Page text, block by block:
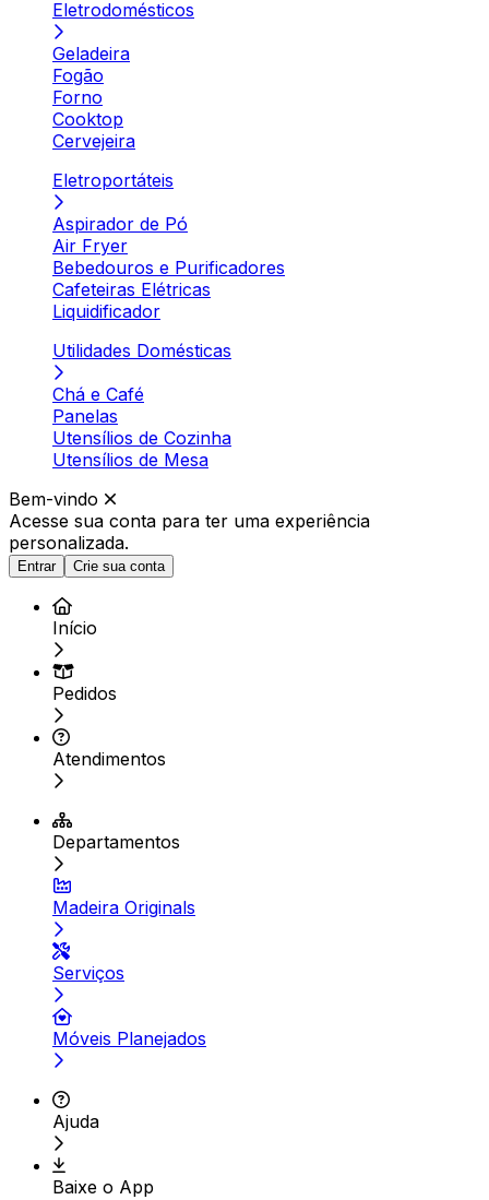
Eletrodomésticos
Geladeira
Fogão
Forno
Cooktop
Cervejeira
Eletroportáteis
Aspirador de Pó
Air Fryer
Bebedouros e Purificadores
Cafeteiras Elétricas
Liquidificador
Utilidades Domésticas
Chá e Café
Panelas
Utensílios de Cozinha
Utensílios de Mesa
Bem-vindo
Acesse sua conta para ter uma experiência
personalizada.
Entrar Crie sua conta
Início
Pedidos
Atendimentos
Departamentos
Madeira Originals
Serviços
Móveis Planejados
Ajuda
Baixe o App